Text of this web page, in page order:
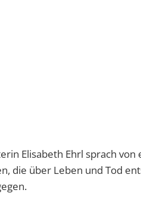
Elisabeth Ehrl sprach
die über Leben und Tod